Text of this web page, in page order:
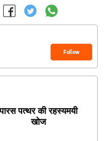
Follow
पारस पत्थर की रहस्यमयी
खोज